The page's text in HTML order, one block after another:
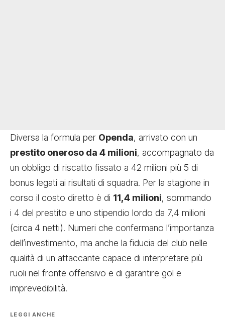
Diversa la formula per Openda, arrivato con un
prestito oneroso da 4 milioni, accompagnato da
un obbligo di riscatto fissato a 42 milioni più 5 di
bonus legati ai risultati di squadra. Per la stagione in
corso il costo diretto è di 11,4 milioni, sommando
i 4 del prestito e uno stipendio lordo da 7,4 milioni
(circa 4 netti). Numeri che confermano l’importanza
dell’investimento, ma anche la fiducia del club nelle
qualità di un attaccante capace di interpretare più
ruoli nel fronte offensivo e di garantire gol e
imprevedibilità.
LEGGI ANCHE